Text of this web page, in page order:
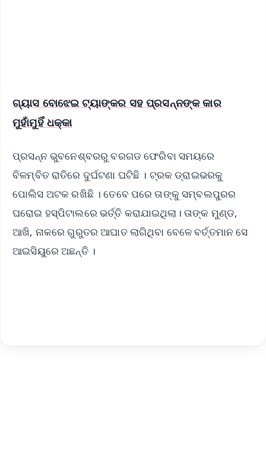
ଗ୍ୟାସ ବୋଝେଇ ଟ୍ୟାଙ୍କର ସହ ପ୍ରସନ୍ନଙ୍କ କାର
ମୁହାଁମୁହିଁ ଧକ୍କା
ପ୍ରସନ୍ନ ଭୁବନେଶ୍ବରରୁ ବରଗଡ ଫେରିବା ସମୟରେ
ବିଳମ୍ବିତ ରାତିରେ ଦୁର୍ଘଟଣା ଘଟିଛି । ଟ୍ରକ ଡ୍ରାଇଭରକୁ
ପୋଲିସ ଅଟକ ରଖିଛି । ତେବେ ପରେ ତାଙ୍କୁ ସମ୍ବଲପୁରର
ଘରୋଇ ହସ୍ପିଟାଲରେ ଭର୍ତ୍ତି କରାଯାଇଥିଲା। ତାଙ୍କ ମୁଣ୍ଡ,
ଆଖି, ନାକରେ ଗୁରୁତର ଆଘାତ ଲାଗିଥିବା ବେଳେ ବର୍ତ୍ତମାନ ସେ
ଆଇସିୟୁରେ ଅଛନ୍ତି ।